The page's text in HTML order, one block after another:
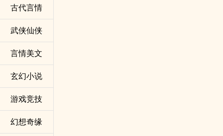
古代言情
武侠仙侠
言情美文
玄幻小说
游戏竞技
幻想奇缘